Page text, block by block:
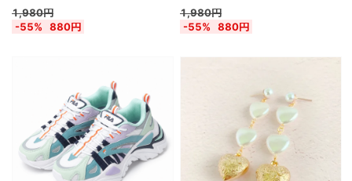
1,980円
-55%
880円
1,980円
-55%
880円